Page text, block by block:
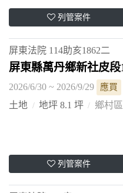
列管案件
屏東法院 114助亥1862二
屏東縣萬丹鄉新社皮段
2026/6/30 ~ 2026/9/29 應買
土地 地坪 8.1 坪 鄉村
列管案件